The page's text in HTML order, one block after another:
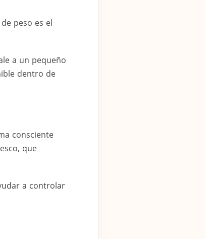
peso es el
a un pequeño
dentro de
consciente
que
a controlar